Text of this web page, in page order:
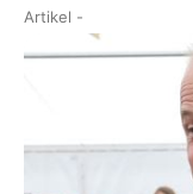
Artikel -